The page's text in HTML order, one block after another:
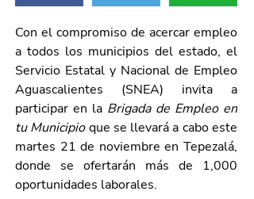
Con el compromiso de acercar empleo
a todos los municipios del estado, el
Servicio Estatal y Nacional de Empleo
Aguascalientes (SNEA) invita a
participar en la Brigada de Empleo en
tu Municipio que se llevará a cabo este
martes 21 de noviembre en Tepezalá,
donde se ofertarán más de 1,000
oportunidades laborales.